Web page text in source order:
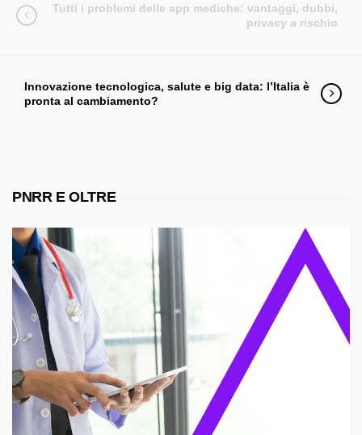
Tutti i problemi delle app mediche: vantaggi, dubbi,
privacy a rischio
Innovazione tecnologica, salute e big data: l’Italia è
pronta al cambiamento?
PNRR E OLTRE